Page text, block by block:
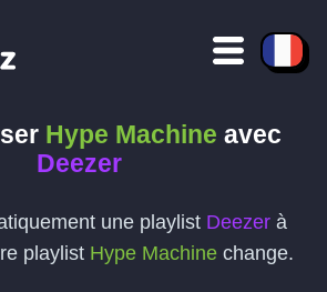
Hype Machine avec
Deezer
une playlist Deezer à
playlist Hype Machine change.